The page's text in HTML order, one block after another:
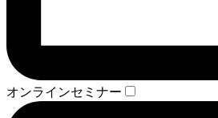
オンラインセミナー